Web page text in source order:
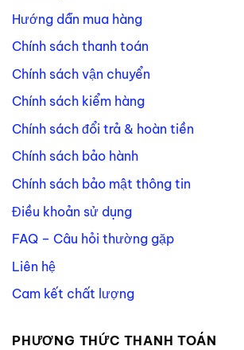
Hướng dẫn mua hàng
Chính sách thanh toán
Chính sách vận chuyển
Chính sách kiểm hàng
Chính sách đổi trả & hoàn tiền
Chính sách bảo hành
Chính sách bảo mật thông tin
Điều khoản sử dụng
FAQ – Câu hỏi thường gặp
Liên hệ
Cam kết chất lượng
PHƯƠNG THỨC THANH TOÁN